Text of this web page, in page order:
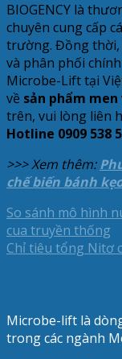
BIOGENCY là
chuyên cung cấp
trường. Đồng thời,
và phân phối
Microbe-Lift tại
về sản phẩm
trên, vui lòng liên
Hotline 0909 538
>>> Xem thêm:
chế biến bánh
So sánh mô hình
cua truyền thống
Chỉ tiêu tổng Nitơ
Microbe-lift là
trong các ngành